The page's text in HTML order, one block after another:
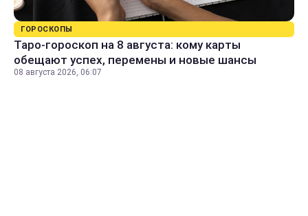
ГОРОСКОПЫ
Таро-гороскоп на 8 августа: кому карты
обещают успех, перемены и новые шансы
08 августа 2026, 06:07